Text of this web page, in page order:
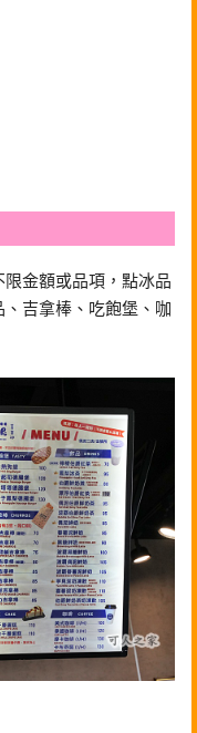
金額或品項，點冰品
吉拿棒、吃飽堡、咖